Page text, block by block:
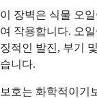
이 장벽은 식물 오
여 작용합니다. 오
징적인 발진, 부기
습니다.
보호는 화학적이기